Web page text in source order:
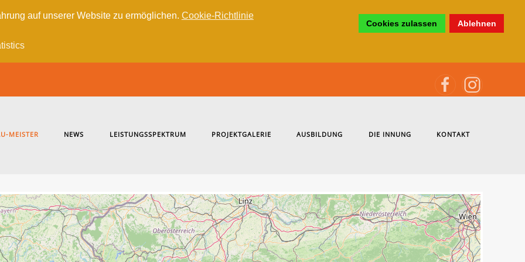
auf unserer Website zu ermöglichen. Cookie-Richtlinie
Cookies zulassen Ablehnen
MEISTER NEWS LEISTUNGSSPEKTRUM PROJEKTGALERIE AUSBILDUNG DIE INNUNG KONTAKT